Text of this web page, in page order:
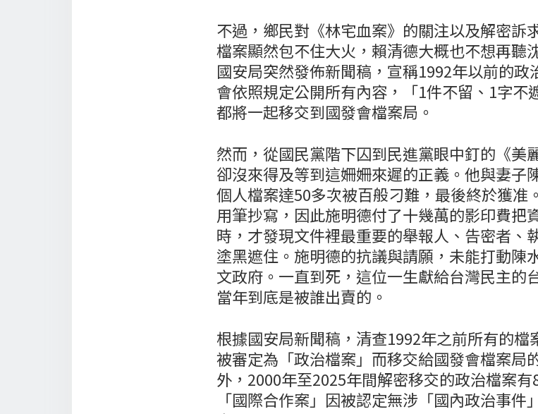
不過，鄉民對《林宅血案》的關注以及解密訴
檔案顯然包不住大火，賴清德大概也不想再聽
國安局突然發佈新聞稿，宣稱1992年以前的
會依照規定公開所有內容，「1件不留、1字不
都將一起移交到國發會檔案局。
然而，從國民黨階下囚到民進黨眼中釘的《美
卻沒來得及等到這姍姍來遲的正義。他與妻子
個人檔案達50多次被百般刁難，最後終於獲准
用筆抄寫，因此施明德付了十幾萬的影印費把
時，才發現文件裡最重要的舉報人、告密者、
塗黑遮住。施明德的抗議與請願，未能打動陳
文政府。一直到死，這位一生獻給台灣民主的
當年到底是被誰出賣的。
根據國安局新聞稿，清查1992年之前所有的檔
被審定為「政治檔案」而移交給國發會檔案局
外，2000年至2025年間解密移交的政治檔案
「國際合作案」因被認定無涉「國內政治事